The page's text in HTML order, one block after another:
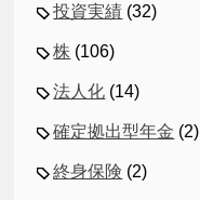
投資実績 (32)
株 (106)
法人化 (14)
確定拠出型年金 (2)
終身保険 (2)